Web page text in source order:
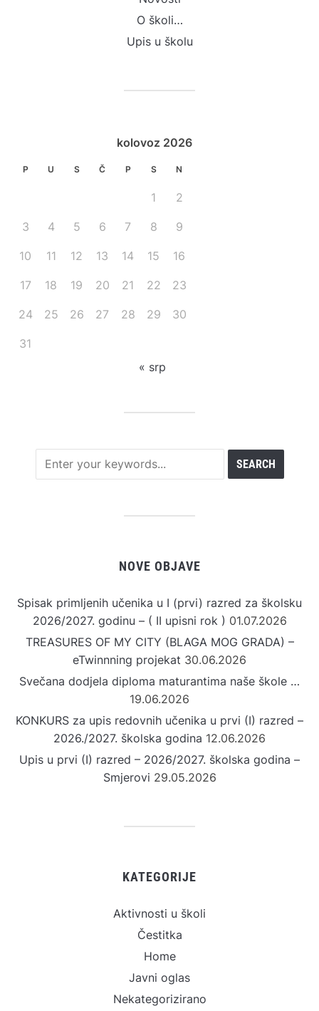
O školi…
Upis u školu
kolovoz 2026
P U S Č P S N
1 2
3 4 5 6 7 8 9
10 11 12 13 14 15 16
17 18 19 20 21 22 23
24 25 26 27 28 29 30
31
« srp
NOVE OBJAVE
Spisak primljenih učenika u I (prvi) razred za školsku
2026/2027. godinu – ( II upisni rok ) 01.07.2026
TREASURES OF MY CITY (BLAGA MOG GRADA) –
eTwinnning projekat 30.06.2026
Svečana dodjela diploma maturantima naše škole …
19.06.2026
KONKURS za upis redovnih učenika u prvi (I) razred –
2026./2027. školska godina 12.06.2026
Upis u prvi (I) razred – 2026/2027. školska godina –
Smjerovi 29.05.2026
KATEGORIJE
Aktivnosti u školi
Čestitka
Home
Javni oglas
Nekategorizirano